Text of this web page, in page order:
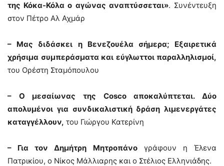
της Κόκα-Κόλα ο αγώνας αναπτύσσεται». Συνέντευξη
στον Πέτρο Αλ Αχμάρ
– Μας διδάσκει η Βενεζουέλα σήμερα; Εξαιρετικά
χρήσιμα συμπεράσματα και εύγλωττοι παραλληλισμοί,
του Ορέστη Σταμόπουλου
– Ο μεσαίωνας της Cosco αποκαλύπτεται. Δύο
απολυμένοι για συνδικαλιστική δράση λιμενεργάτες
καταγγέλλουν, του Γιώργου Κατερίνη
– Για τον Δημήτρη Μητροπάνογράφουν η Έλενα
Πατρικίου, ο Νίκος Μάλλιαρης και ο Στέλιος Ελληνιάδης.